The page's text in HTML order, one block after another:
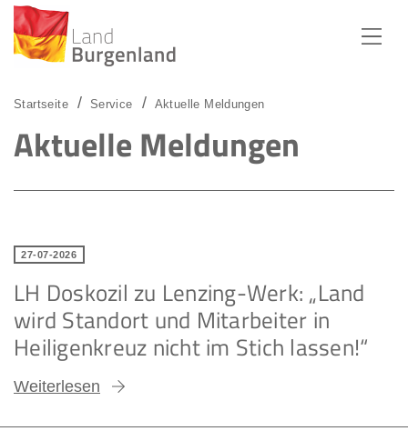
Startseite Service Aktuelle Meldungen
Aktuelle Meldungen
27-07-2026
LH Doskozil zu Lenzing-Werk: „Land
wird Standort und Mitarbeiter in
Heiligenkreuz nicht im Stich lassen!“
Weiterlesen